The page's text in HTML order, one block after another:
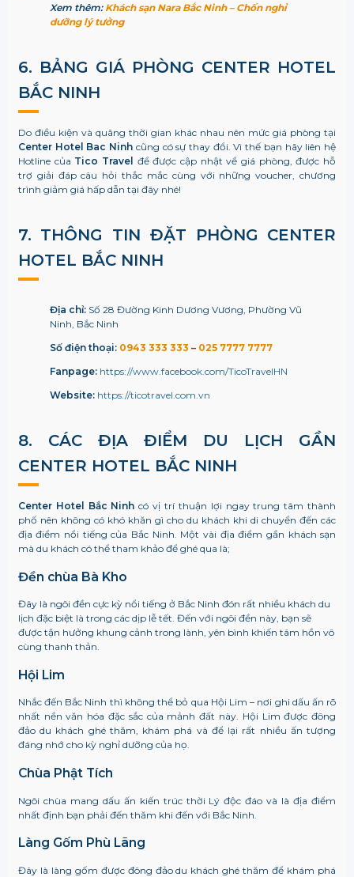
Xem thêm: Khách sạn Nara Bắc Ninh – Chốn nghỉ
dưỡng lý tưởng
6. BẢNG GIÁ PHÒNG CENTER HOTEL
BẮC NINH
Do điều kiện và quãng thời gian khác nhau nên mức giá phòng tại
Center Hotel Bac Ninh cũng có sự thay đổi. Vì thế bạn hãy liên hệ
Hotline của Tico Travel để được cập nhật về giá phòng, được hỗ
trợ giải đáp câu hỏi thắc mắc cùng với những voucher, chương
trình giảm giá hấp dẫn tại đây nhé!
7. THÔNG TIN ĐẶT PHÒNG CENTER
HOTEL BẮC NINH
Địa chỉ:Số 28 Đường Kinh Dương Vương, Phường Vũ
Ninh, Bắc Ninh
Số điện thoại: 0943 333 333 – 025 7777 7777
Fanpage: https://www.facebook.com/TicoTravelHN
Website: https://ticotravel.com.vn
8. CÁC ĐỊA ĐIỂM DU LỊCH GẦN
CENTER HOTEL BẮC NINH
Center Hotel Bắc Ninhcó vị trí thuận lợi ngay trung tâm thành
phố nên không có khó khăn gì cho du khách khi di chuyển đến các
địa điểm nổi tiếng của Bắc Ninh. Một vài địa điểm gần khách sạn
mà du khách có thể tham khảo để ghé qua là;
Đền chùa Bà Kho
Đây là ngôi đền cực kỳ nổi tiếng ở Bắc Ninh đón rất nhiều khách du
lịch đặc biệt là trong các dịp lễ tết. Đến với ngôi đền này, bạn sẽ
được tận hưởng khung cảnh trong lành, yên bình khiến tâm hồn vô
cùng thanh thản.
Hội Lim
Nhắc đến Bắc Ninh thì không thể bỏ qua Hội Lim – nơi ghi dấu ấn rõ
nhất nền văn hóa đặc sắc của mảnh đất này. Hội Lim được đông
đảo du khách ghé thăm, khám phá và để lại rất nhiều ấn tượng
đáng nhớ cho kỳ nghỉ dưỡng của họ.
Chùa Phật Tích
Ngôi chùa mang dấu ấn kiến trúc thời Lý độc đáo và là địa điểm
nhất định bạn phải đến thăm khi đến với Bắc Ninh.
Làng Gốm Phù Lãng
Đây là làng gốm được đông đảo du khách ghé thăm để khám phá